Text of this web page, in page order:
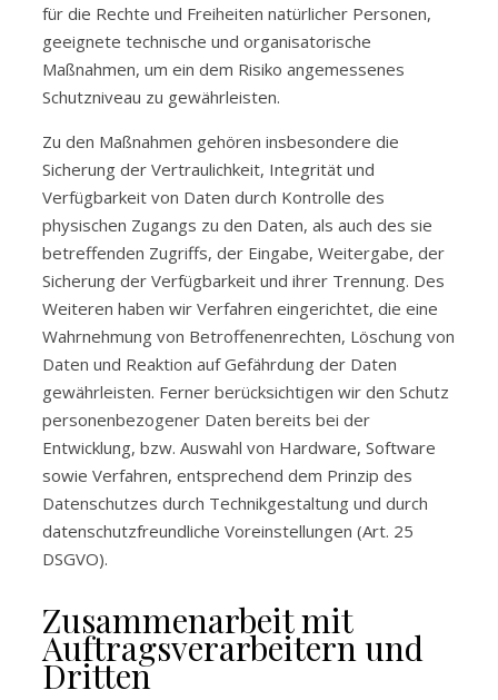
für die Rechte und Freiheiten natürlicher Personen,
geeignete technische und organisatorische
Maßnahmen, um ein dem Risiko angemessenes
Schutzniveau zu gewährleisten.
Zu den Maßnahmen gehören insbesondere die
Sicherung der Vertraulichkeit, Integrität und
Verfügbarkeit von Daten durch Kontrolle des
physischen Zugangs zu den Daten, als auch des sie
betreffenden Zugriffs, der Eingabe, Weitergabe, der
Sicherung der Verfügbarkeit und ihrer Trennung. Des
Weiteren haben wir Verfahren eingerichtet, die eine
Wahrnehmung von Betroffenenrechten, Löschung von
Daten und Reaktion auf Gefährdung der Daten
gewährleisten. Ferner berücksichtigen wir den Schutz
personenbezogener Daten bereits bei der
Entwicklung, bzw. Auswahl von Hardware, Software
sowie Verfahren, entsprechend dem Prinzip des
Datenschutzes durch Technikgestaltung und durch
datenschutzfreundliche Voreinstellungen (Art. 25
DSGVO).
Zusammenarbeit mit
Auftragsverarbeitern und
Dritten